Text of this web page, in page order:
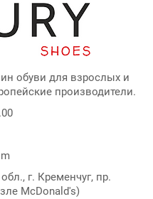
обуви для взрослых и
производители.
г. Кременчуг, пр.
McDonald's)